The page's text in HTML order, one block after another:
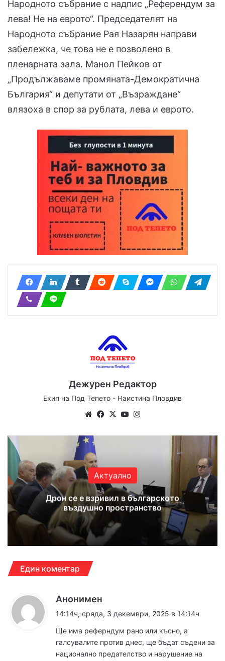
Народното събрание с надпис „Референдум за
лева! Не на еврото“. Председателят на
Народното събрание Рая Назарян направи
забележка, че това не е позволено в
пленарната зала. Манол Пейков от
„Продължаваме промяната-Демократична
България“ и депутати от „Възраждане“
влязоха в спор за рублата, лева и еврото.
Дежурен Редактор
Екип на Под Тепето - Наистина Пловдив
WebsiteFacebook
X YouTube
Актуално
Дрон се е взривил в българското
въздушно пространство
Един коментар
Анонимен
а
:
14:14ч, сряда, 3 декември, 2025 в 14:14ч
Ще има реферндум рано или късно, а
галсувалите против днес, ще бъдат съдени за
национално предателство и нарушение на